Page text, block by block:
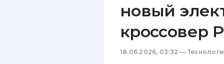
новый
кроссовер
18.06.2026, 03:32 —